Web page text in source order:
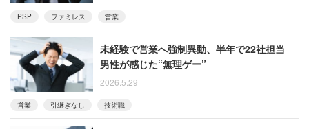
PSP ファミレス 営業
未経験で営業へ強制異動、半年で22社担当
男性が感じた“無理ゲー”
2026.5.29
営業 引継ぎなし 技術職